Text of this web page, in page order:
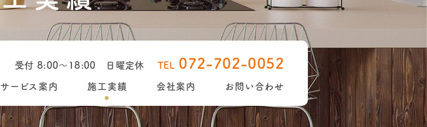
受付 8:00～18:00 日曜定休 TEL 072-702-0052
サービス案内 施工実績 会社案内 お問い合わせ